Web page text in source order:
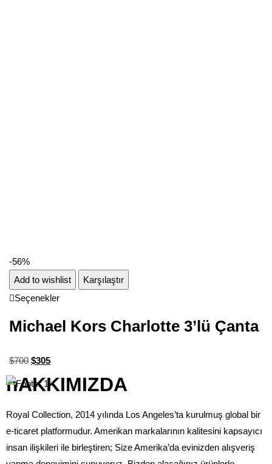
-56%
Add to wishlist
Karşılaştır
Seçenekler
Michael Kors Charlotte 3’lü Çanta
$700 $305
hAKKIMIZDA
Royal Collection, 2014 yılında Los Angeles’ta kurulmuş global bir
e-ticaret platformudur. Amerikan markalarının kalitesini kapsayıcı
insan ilişkileri ile birleştiren; Size Amerika’da evinizden alışveriş